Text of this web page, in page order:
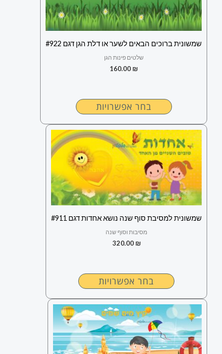
שמשונית ברוכים הבאים לשער או דלת הגן דגם #922
שלטים פינות הגן
160.00 ₪
בחר אפשרויות
את
האפשרויות
בעמוד
המוצר
שמשונית למסיבת סוף שנה נושא אחדות דגם #911
מסיבות וסוף שנה
320.00 ₪
בחר אפשרויות
למוצר
זה
יש
ניתן
למוצר
זה
יש
מספר